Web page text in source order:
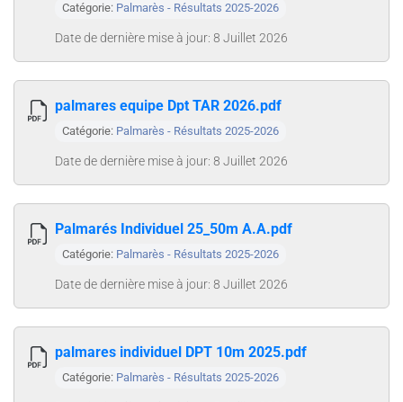
Catégorie: Palmarès - Résultats 2025-2026
Date de dernière mise à jour: 8 Juillet 2026
palmares equipe Dpt TAR 2026.pdf
Catégorie: Palmarès - Résultats 2025-2026
Date de dernière mise à jour: 8 Juillet 2026
Palmarés Individuel 25_50m A.A.pdf
Catégorie: Palmarès - Résultats 2025-2026
Date de dernière mise à jour: 8 Juillet 2026
palmares individuel DPT 10m 2025.pdf
Catégorie: Palmarès - Résultats 2025-2026